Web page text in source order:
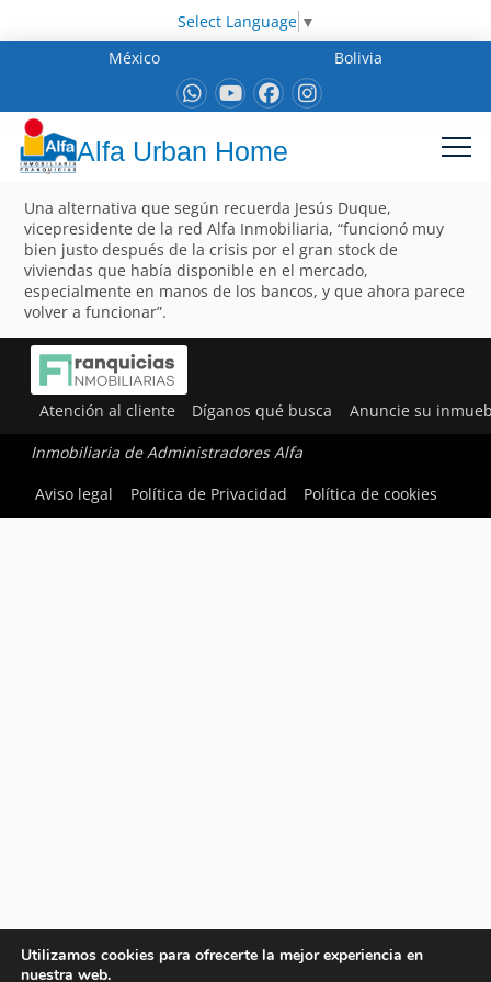
Select Language ▼
México
Bolivia
Alfa Urban Home
Una alternativa que según recuerda Jesús Duque,
vicepresidente de la red Alfa Inmobiliaria, “funcionó muy
bien justo después de la crisis por el gran stock de
viviendas que había disponible en el mercado,
especialmente en manos de los bancos, y que ahora parece
volver a funcionar”.
Atención al cliente Díganos qué busca Anuncie su
Inmobiliaria de Administradores Alfa
Aviso legal
Política de Privacidad Política de cookies
Utilizamos cookies para ofrecerte la mejor experiencia en
nuestra web.